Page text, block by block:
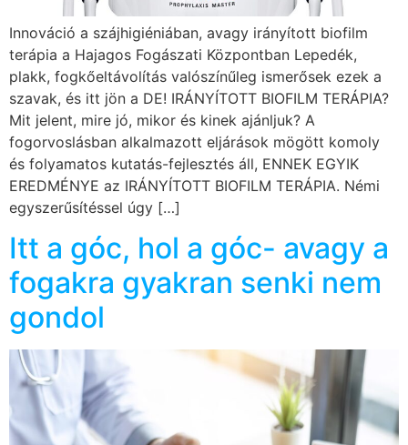
Innováció a szájhigiéniában, avagy irányított biofilm
terápia a Hajagos Fogászati Központban Lepedék,
plakk, fogkőeltávolítás valószínűleg ismerősek ezek a
szavak, és itt jön a DE! IRÁNYÍTOTT BIOFILM TERÁPIA?
Mit jelent, mire jó, mikor és kinek ajánljuk? A
fogorvoslásban alkalmazott eljárások mögött komoly
és folyamatos kutatás-fejlesztés áll, ENNEK EGYIK
EREDMÉNYE az IRÁNYÍTOTT BIOFILM TERÁPIA. Némi
egyszerűsítéssel úgy […]
Itt a góc, hol a góc- avagy a
fogakra gyakran senki nem
gondol